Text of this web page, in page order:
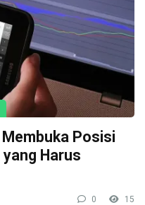
Posisi
Harus
0 15